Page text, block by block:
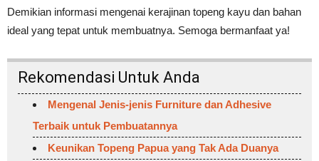
Demikian informasi mengenai kerajinan topeng kayu dan bahan
ideal yang tepat untuk membuatnya. Semoga bermanfaat ya!
Rekomendasi Untuk Anda
Mengenal Jenis-jenis Furniture dan Adhesive
Terbaik untuk Pembuatannya
Keunikan Topeng Papua yang Tak Ada Duanya